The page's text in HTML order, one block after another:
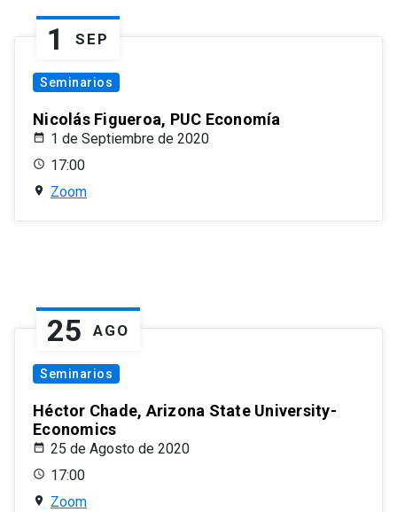
1 SEP
Seminarios
Nicolás Figueroa, PUC Economía
1 de Septiembre de 2020
17:00
Zoom
25 AGO
Seminarios
Héctor Chade, Arizona State University-
Economics
25 de Agosto de 2020
17:00
Zoom